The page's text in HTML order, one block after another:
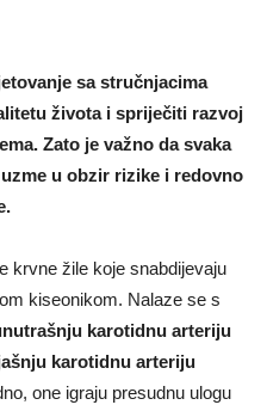
sa stručnjacima
života i spriječiti razvoj
Zato je važno da svaka
u obzir rizike i redovno
krvne žile koje snabdijevaju
kiseonikom. Nalaze se s
karotidnu arteriju
karotidnu arteriju
one igraju presudnu ulogu